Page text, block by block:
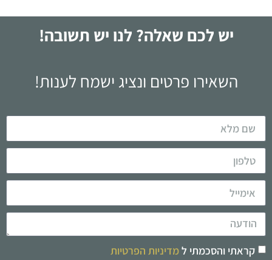
יש לכם שאלה? לנו יש תשובה!
השאירו פרטים ונציג ישמח לענות!
קראתי והסכמתי למדיניות הפרטיות